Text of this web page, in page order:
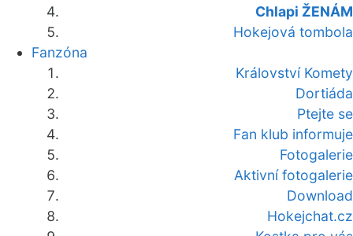
Chlapi ŽENÁM
Hokejová tombola
Fanzóna
Království Komety
Dortiáda
Ptejte se
Fan klub informuje
Fotogalerie
Aktivní fotogalerie
Download
Hokejchat.cz